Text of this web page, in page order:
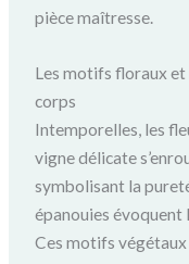
pièce maîtresse.
Les motifs floraux et
corps
Intemporelles, les
vigne délicate
symbolisant la
épanouies évoquent
Ces motifs végétaux